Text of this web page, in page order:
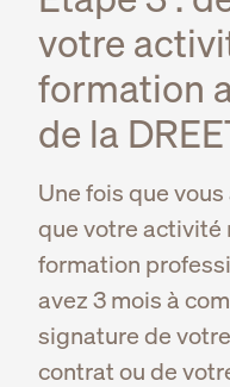
votre
formation
de la
Une fois que
que votre activité
formation
avez 3 mois à
signature de
contrat ou de